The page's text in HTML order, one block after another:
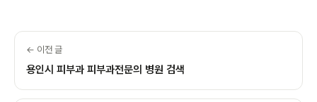
← 이전 글
용인시 피부과 피부과전문의 병원 검색